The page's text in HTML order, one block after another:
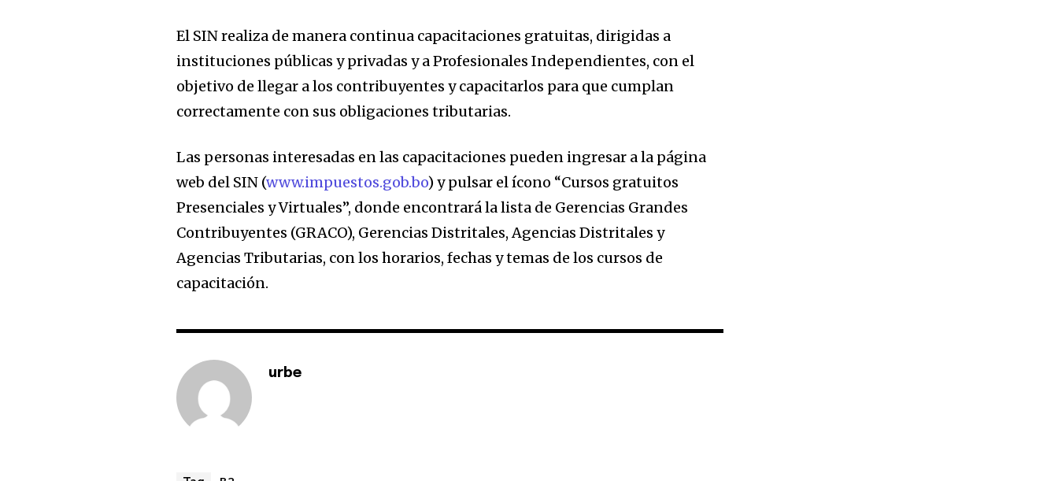
El SIN realiza de manera continua capacitaciones gratuitas, dirigidas a
instituciones públicas y privadas y a Profesionales Independientes, con el
objetivo de llegar a los contribuyentes y capacitarlos para que cumplan
correctamente con sus obligaciones tributarias.
Las personas interesadas en las capacitaciones pueden ingresar a la página
web del SIN (www.impuestos.gob.bo) y pulsar el ícono “Cursos gratuitos
Presenciales y Virtuales”, donde encontrará la lista de Gerencias Grandes
Contribuyentes (GRACO), Gerencias Distritales, Agencias Distritales y
Agencias Tributarias, con los horarios, fechas y temas de los cursos de
capacitación.
urbe